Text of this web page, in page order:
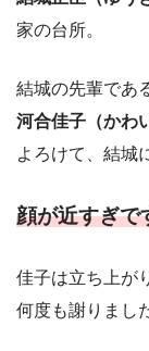
家の台所。
結城の先輩であ
河合佳子（かわ
よろけて、結城
顔が近すぎで
佳子は立ち上が
何度も謝りまし